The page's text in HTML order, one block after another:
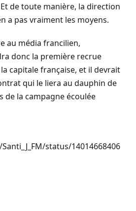
de toute manière, la direction
a pas vraiment les moyens.
au média francilien,
donc la première recrue
capitale française, et il devrait
qui le liera au dauphin de
de la campagne écoulée
status/14014668406